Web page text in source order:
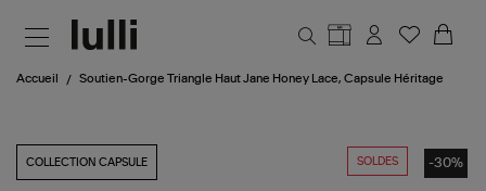
Accueil Soutien-Gorge Triangle Haut Jane Honey Lace, Capsule Héritage
SOLDES -30%
COLLECTION CAPSULE